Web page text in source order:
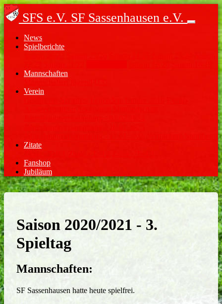
SFS e.V. SF Sassenhausen e.V.
News
Spielberichte
Mannschaften
Verein
Zitate
Fanshop
Jubiläum
Saison 2020/2021 - 3.
Spieltag
Mannschaften:
SF Sassenhausen hatte heute spielfrei.